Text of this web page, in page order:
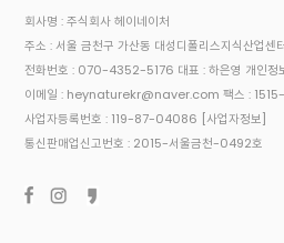
회사명 : 주식회사 헤이네이처
주소 : 서울 금천구 가산동 대성디폴리스지식산업센
전화번호 : 070-4352-5176 대표 : 하은영 개인정
이메일 : heynaturekr@naver.com 팩스 :
사업자등록번호 : 119-87-04086 [사업자정보]
통신판매업신고번호 : 2015-서울금천-0492호